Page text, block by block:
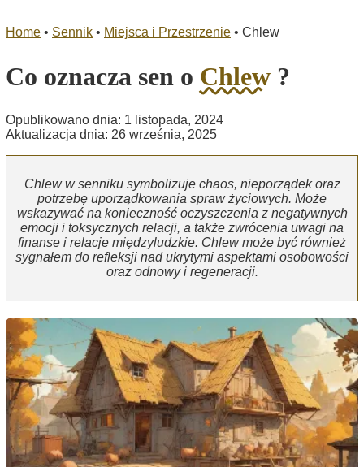
Home • Sennik • Miejsca i Przestrzenie • Chlew
Co oznacza sen o Chlew ?
Opublikowano dnia: 1 listopada, 2024
Aktualizacja dnia: 26 września, 2025
Chlew w senniku symbolizuje chaos, nieporządek oraz
potrzebę uporządkowania spraw życiowych. Może
wskazywać na konieczność oczyszczenia z negatywnych
emocji i toksycznych relacji, a także zwrócenia uwagi na
finanse i relacje międzyludzkie. Chlew może być również
sygnałem do refleksji nad ukrytymi aspektami osobowości
oraz odnowy i regeneracji.